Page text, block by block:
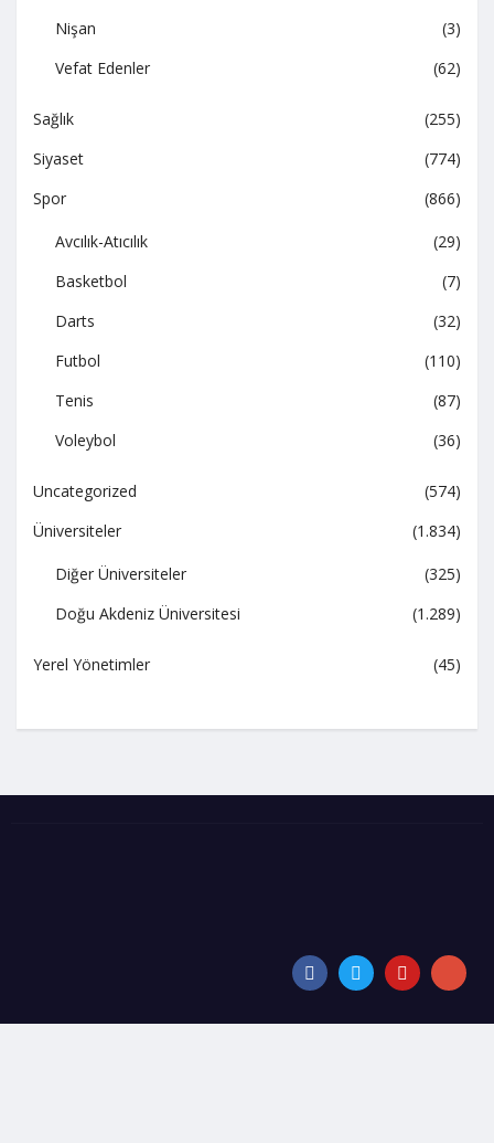
Nişan
(3)
Vefat Edenler
(62)
Sağlık
(255)
Siyaset
(774)
Spor
(866)
Avcılık-Atıcılık
(29)
Basketbol
(7)
Darts
(32)
Futbol
(110)
Tenis
(87)
Voleybol
(36)
Uncategorized
(574)
Üniversiteler
(1.834)
Diğer Üniversiteler
(325)
Doğu Akdeniz Üniversitesi
(1.289)
Yerel Yönetimler (45)